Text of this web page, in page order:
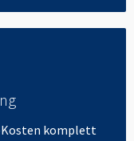
Kosten komplett